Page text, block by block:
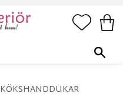
KÖKSHANDDUKAR